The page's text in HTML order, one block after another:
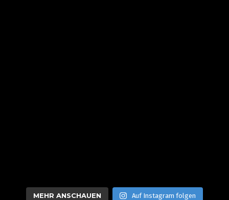
MEHR ANSCHAUEN Auf Instagram folgen